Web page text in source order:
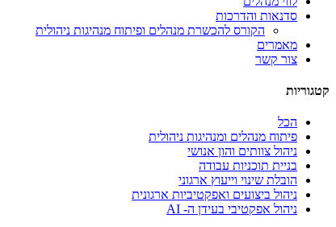
סדנאות והדרכות
הקורס להכשרת מנהלים ופיתוח מנהיגות ניהולית
מאמרים
צור קשר
קטגוריות
הכל
פיתוח מנהלים ומנהיגות ניהולית
ניהול צוותים והון אנושי
בניית תוכניות עבודה
הובלת שינוי וייעוץ ארגוני
ניהול ביצועים ואפקטיביות ארגונית
ניהול אפקטיבי בעידן ה- AI